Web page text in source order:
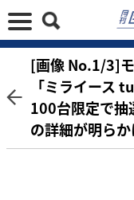
[画像 No.1/3]
「ミライース
100台限定で
の詳細が明らか